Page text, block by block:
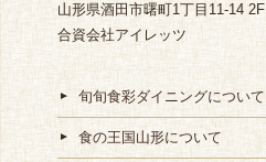
山形県酒田市曙町1丁目11-14 2F
合資会社アイレッツ
旬旬食彩ダイニングについて
食の王国山形について